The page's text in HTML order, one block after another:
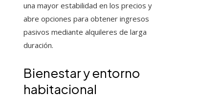
una mayor estabilidad en los precios y
abre opciones para obtener ingresos
pasivos mediante alquileres de larga
duración.
Bienestar y entorno
habitacional